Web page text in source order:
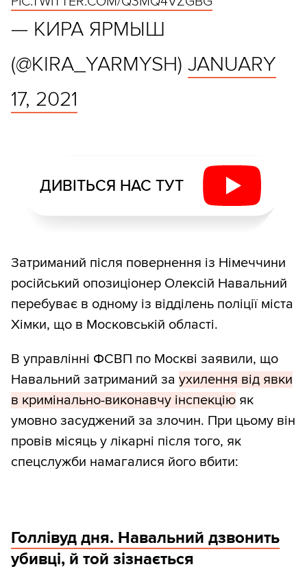
— КИРА ЯРМЫШ
(@KIRA_YARMYSH) JANUARY
17, 2021
ДИВІТЬСЯ НАС ТУТ
Затриманий після повернення із Німеччини
російський опозиціонер Олексій Навальний
перебуває в одному із відділень поліції міста
Хімки, що в Московській області.
В управлінні ФСВП по Москві заявили, що
Навальний затриманий за ухилення від явки
в кримінально-виконавчу інспекцію як
умовно засуджений за злочин. При цьому він
провів місяць у лікарні після того, як
спецслужби намагалися його вбити:
Голлівуд дня. Навальний дзвонить
убивці, й той зізнається